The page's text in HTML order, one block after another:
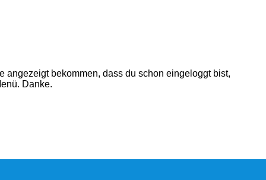
bekommen, dass du schon eingeloggt bist,
Danke.